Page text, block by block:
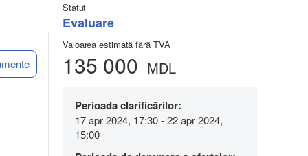
Statut
Evaluare
Valoarea estimată fără TVA
135 000 MDL
Perioada clarificărilor:
17 apr 2024, 17:30 - 22 apr 2024,
15:00